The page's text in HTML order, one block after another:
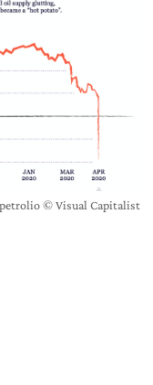
© Visual Capitalist